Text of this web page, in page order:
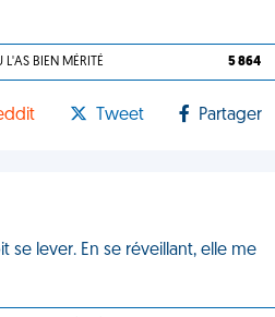
L'AS BIEN MÉRITÉ 5 864
Tweet Partager
lever. En se réveillant, elle me